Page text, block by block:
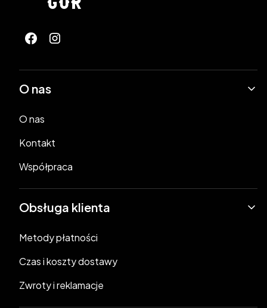
Linki w stopce
O nas
O nas
Kontakt
Współpraca
Obsługa klienta
Metody płatności
Czas i koszty dostawy
Zwroty i reklamacje